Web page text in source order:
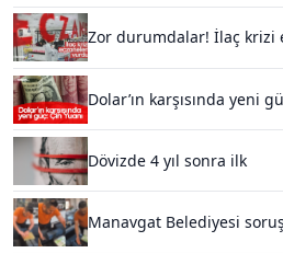
Zor durumdalar! İlaç krizi
Dolar’ın karşısında yeni
Dövizde 4 yıl sonra ilk
Manavgat Belediyesi